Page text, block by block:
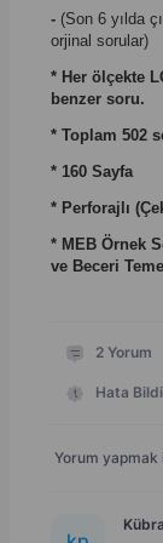
- (Son 6 yılda
orjinal sorular)
* Her ölçekte
benzer soru.
* Toplam 502
* 160 Sayfa
* Perforajlı
* MEB Örnek
ve Beceri
2Yorum
Hata
Yorum yapmak